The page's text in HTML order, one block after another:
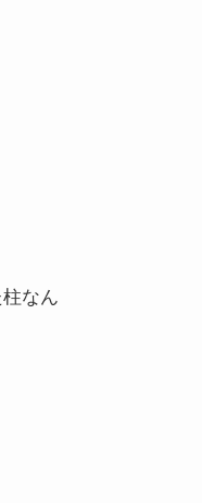
なん